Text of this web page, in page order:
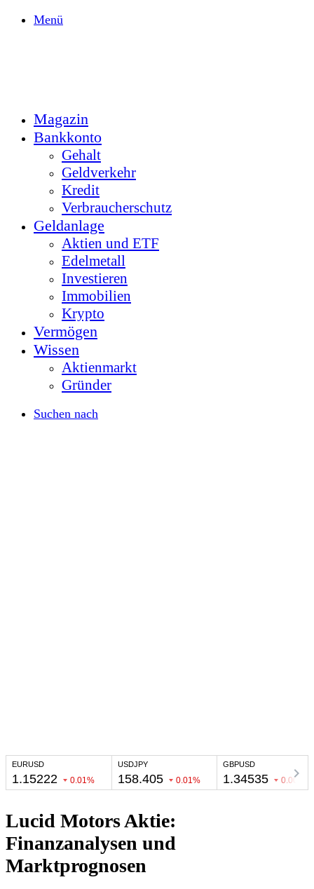
Menü
Magazin
Bankkonto
Gehalt
Geldverkehr
Kredit
Verbraucherschutz
Geldanlage
Aktien und ETF
Edelmetall
Investieren
Immobilien
Krypto
Vermögen
Wissen
Aktienmarkt
Gründer
Suchen nach
Lucid Motors Aktie:
Finanzanalysen und
Marktprognosen